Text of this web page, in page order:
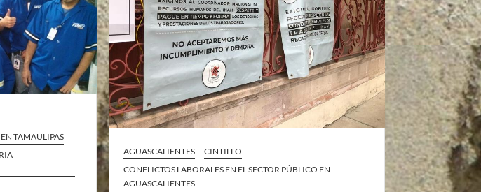
TAMAULIPAS
AGUASCALIENTES
CINTILLO
CONFLICTOS LABORALES EN EL SECTOR PÚBLICO EN
AGUASCALIENTES